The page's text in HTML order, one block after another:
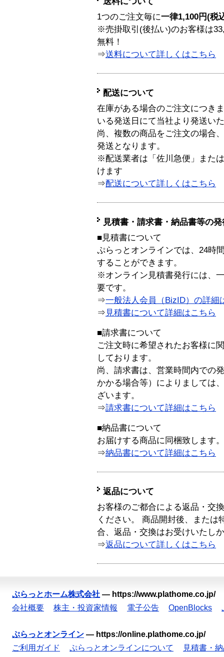
1つのご注文毎に一律1,100円(税
※売掛取引(後払い)のお客様は
無料！
⇒送料について詳しくはこちら
配送について
在庫がある場合のご注文につき
いる発送日にて当社より発送い
尚、複数の商品をご注文の場合
発送となります。
※配送業者は「佐川急便」また
けます
⇒配送について詳しくはこちら
見積書・請求書・納品書等の
■見積書について
ぷらっとオンラインでは、24時
することができます。
※オンライン見積書発行には、
要です。
⇒一般法人会員（BizID）の詳細
⇒ 見積書について詳細はこちら
■請求書について
ご注文時に希望されたお客様に
しております。
尚、請求書は、営業時間内での
かかる場合等）によりましては
ざいます。
⇒請求書について詳細はこちら
■納品書について
お届けする商品に同梱致します。
⇒納品書について詳細はこちら
返品について
お客様のご都合による返品・交
ください。 商品開封後、または
合、返品・交換はお受けいたし
⇒返品について詳しくはこちら
ぷらっとホーム株式会社 — https://www.plathome.co.jp/
会社概要
株主・投資家情報 電子公告 OpenBlocks
ぷらっとオンライン — https://online.plathome.co.jp/
ご利用ガイド
ぷらっとオンラインについて
見積書・